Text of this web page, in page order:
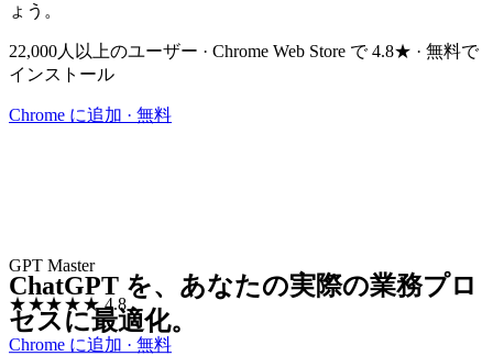
ょう。
22,000人以上のユーザー · Chrome Web Store で 4.8★ · 無料で
インストール
Chrome に追加 · 無料
GPT Master
★★★★★4.8
Chrome に追加 · 無料
ChatGPT を、あなたの実際の業務プロ
セスに最適化。